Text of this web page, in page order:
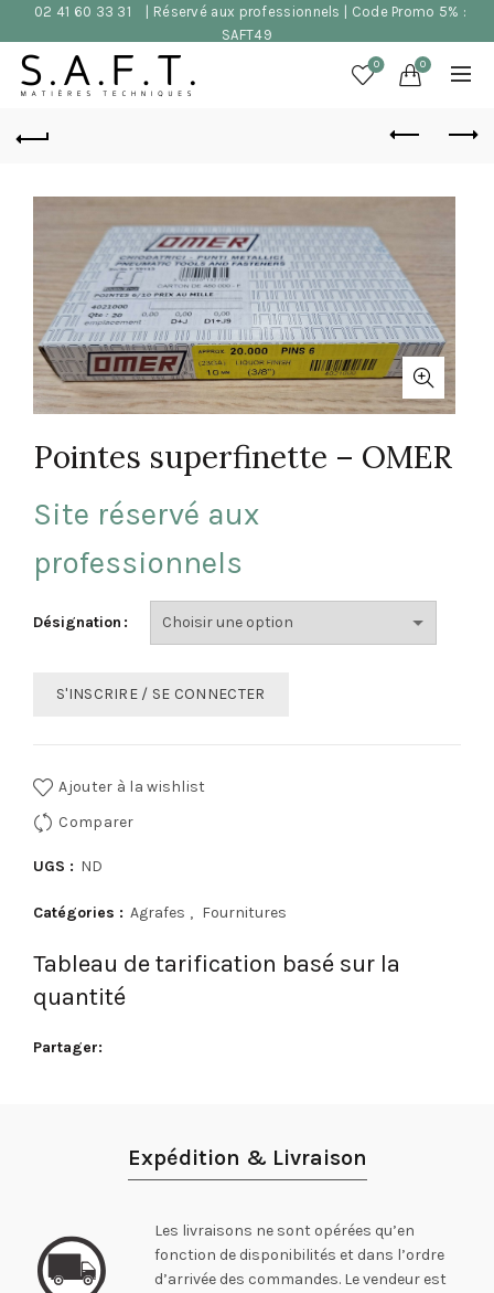
02 41 60 33 31
| Réservé aux professionnels | Code Promo 5% :
SAFT49
0 0
Pointes superfinette – OMER
Site réservé aux
professionnels
Désignation
S'INSCRIRE / SE CONNECTER
Ajouter à la wishlist
Comparer
UGS : ND
Catégories : Agrafes , Fournitures
Tableau de tarification basé sur la
quantité
Partager
Expédition & Livraison
Les livraisons ne sont opérées qu’en
fonction de disponibilités et dans l’ordre
d’arrivée des commandes. Le vendeur est